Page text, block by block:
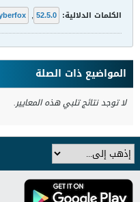
الكلمات الدلالية: 52.5.0
,
المواضيع ذات الصلة
لا توجد نتائج تلبي هذه المعايير.